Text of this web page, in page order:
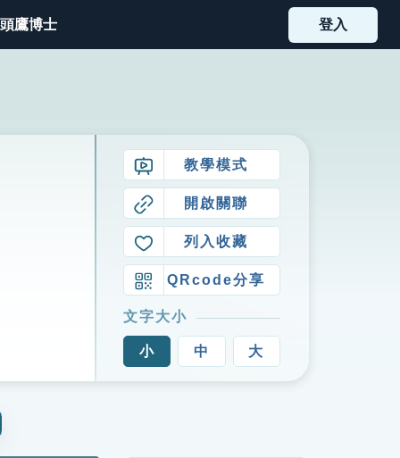
鷹博士 登入
教學模式
開啟關聯
列入收藏
QRcode分享
文字大小
小 中 大